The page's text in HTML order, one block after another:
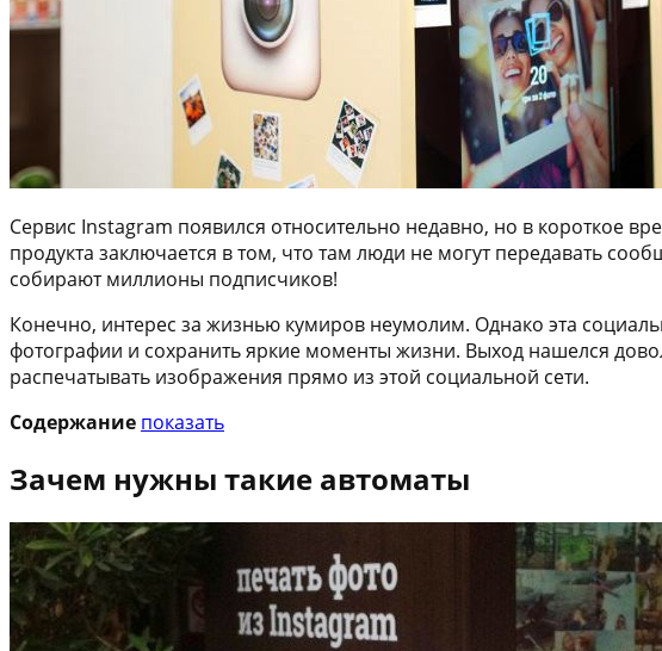
Сервис Instagram появился относительно недавно, но в короткое
продукта заключается в том, что там люди не могут передавать
собирают миллионы подписчиков!
Конечно, интерес за жизнью кумиров неумолим. Однако эта
фотографии и сохранить яркие моменты жизни. Выход нашелся
распечатывать изображения прямо из этой социальной сети.
Содержание показать
Зачем нужны такие автоматы